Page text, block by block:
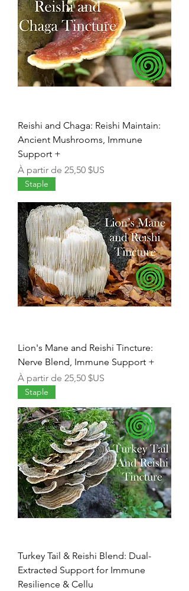
Reishi and Chaga: Reishi Maintain:
Ancient Mushrooms, Immune
Support +
À partir de 25,50 $US
Prix promotionnel
Staple
Lion's Mane and Reishi Tincture:
Nerve Blend, Immune Support +
À partir de 25,50 $US
Prix promotionnel
Staple
Turkey Tail & Reishi Blend: Dual-
Extracted Support for Immune
Resilience & Cellu